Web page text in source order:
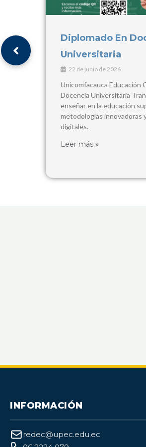
V ENCUENTRO
2026
16 de mayo de 2026
Internacionalización en la
¡REDEC llega al Caribe
Fechas del Evento
INFORMACIÓN
redec@upec.edu.ec